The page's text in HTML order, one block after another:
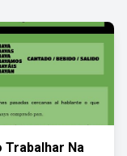
Trabalhar Na